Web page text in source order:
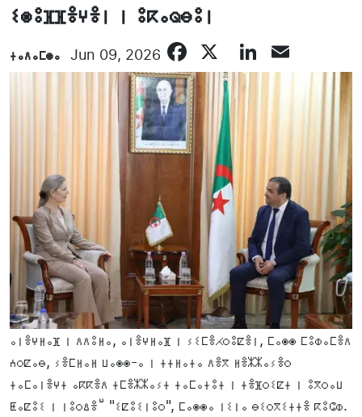
ⵉⵙⵓⴼⴼⴻⵖⴻⵏ ⵏ ⵓⴽⴰⵕⴱⵓⵏ
ⵜⴰⴷⴰⵎⵙⴰ Jun 09, 2026 Facebook
ⴰⵏⴻⵖⵍⴰⴼ ⵏ ⴷⴷⵓⵍⴰ, ⴰⵏⴻⵖⵍⴰⴼ ⵏ ⵢⵉⵎⴻⵃⵔⵓⵇⴻⵏ, ⵎⴰⵙⵙ ⵎⵓⵀⴰⵎⴻⴷ
ⵄⵔⵇⴰⴱ, ⵢⴻⵎⵍⴰⵍ ⵡⴰⵙⵙ-ⴰ ⵏ ⵜⵜⵍⴰⵜⴰ ⴷⴻⴳ ⵍⴻⵣⵣⴰⵢⴻⵔ
ⵜⴰⵎⴰⵏⴻⵖⵜ ⴰⴽⴽⴻⴷ ⵜⵎⴻⵣⵣⴰⵢⵜ ⵜⴰⵎⴰⵜⵓⵜ ⵏ ⵜⴻⴼⵔⵉⵇⵜ ⵏ ⵓⴳⵔⴰⵡ
ⵟⴰⵇⵓⵉ ⵏ ⵏⵓⵔⵠⴻⵯ "ⵉⵇⵓⵉⵏⵓⵔ", ⵎⴰⵙⵙⴰ ⵏⵉⵏⴰ ⴱⵉⵔⴳⵉⵜⵜⴻ ⴽⵓⵛⵀ.